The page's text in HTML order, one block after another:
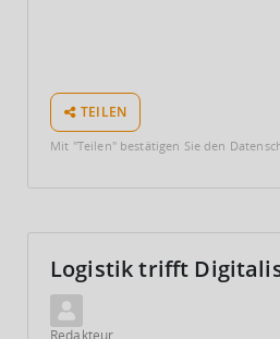
TEILEN
Mit "Teilen" bestätigen Sie den
Logistik trifft